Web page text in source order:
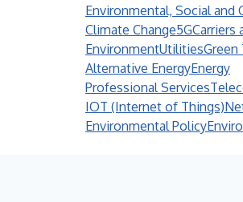
Environmental, Social and
Climate Change5GCarriers
EnvironmentUtilities
Alternative EnergyEnergy
Professional Services
IOT (Internet of Things)
Environmental Policy